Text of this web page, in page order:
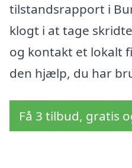
tilstandsrapport i
klogt i at tage
og kontakt et lokalt
den hjælp, du har
Få 3 tilbud, gratis